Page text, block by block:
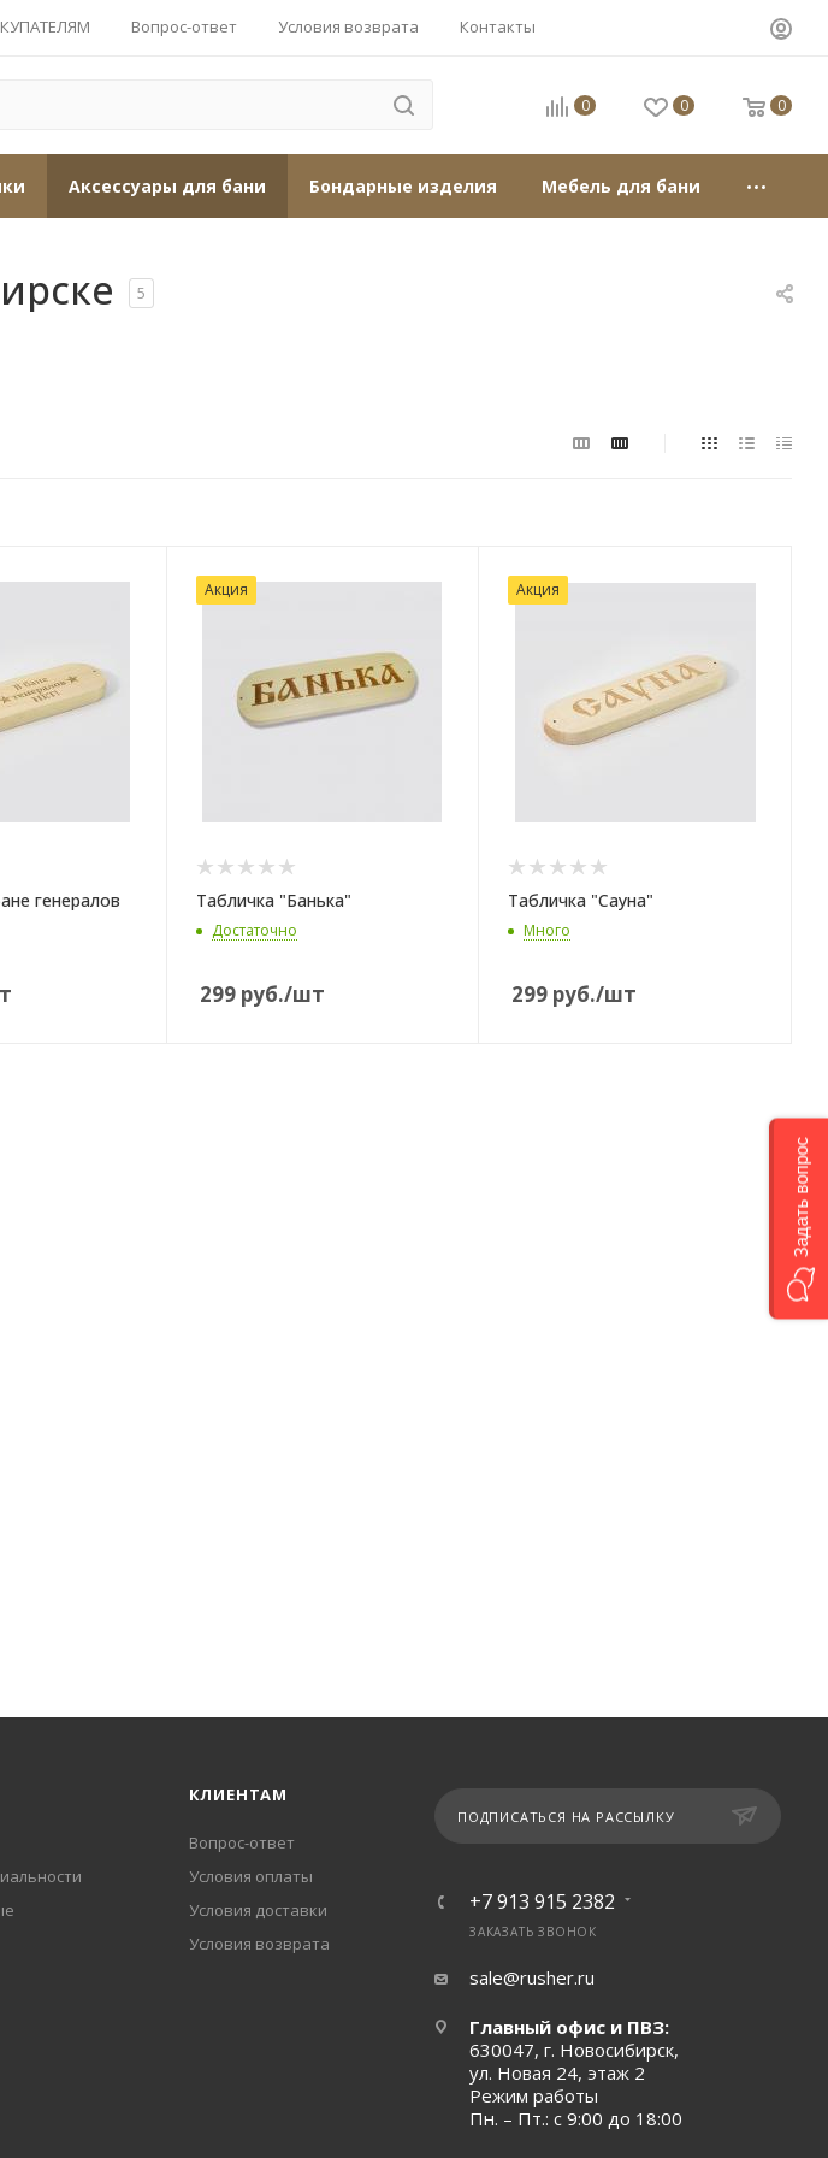
Вопрос-ответ Условия возврата Контакты
0 0 0
Аксессуары для бани Бондарные изделия Мебель для бани
5
генералов
Акция
Табличка "Банька"
Достаточно
299руб./шт
Акция
Табличка "Сауна"
Много
299 руб./шт
КЛИЕНТАМ
Вопрос-ответ
Условия оплаты
Условия доставки
Условия возврата
ПОДПИСАТЬСЯ НА РАССЫЛКУ
+7 913 915 2382
ЗАКАЗАТЬ ЗВОНОК
sale@rusher.ru
Главный офис и ПВЗ:
630047, г. Новосибирск,
ул. Новая 24, этаж 2
Режим работы
Пн. – Пт.: с 9:00 до 18:00
Задать вопрос